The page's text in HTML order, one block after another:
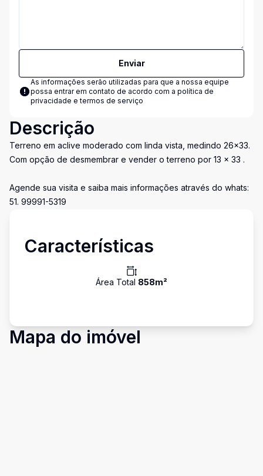
Enviar
As informações serão utilizadas para que a nossa equipe
possa entrar em contato de acordo com a política de
privacidade e termos de serviço
Descrição
Terreno em aclive moderado com linda vista, medindo 26x33.
Com opção de desmembrar e vender o terreno por 13 x 33 .
Agende sua visita e saiba mais informações através do whats:
51. 99991-5319
Características
Área Total 858m²
Mapa do imóvel